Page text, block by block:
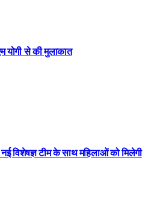
योगी से की मुलाकात
विशेषज्ञ टीम के साथ महिलाओं को मिलेगी